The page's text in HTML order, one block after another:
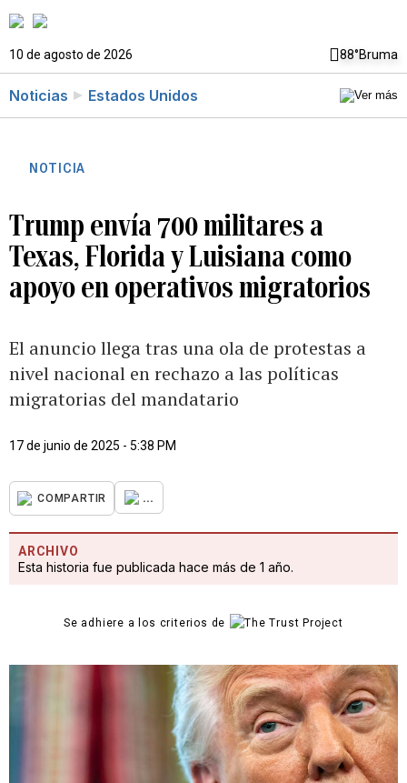
10 de agosto de 2026 88°Bruma
Noticias Estados Unidos
NOTICIA
Trump envía 700 militares a
Texas, Florida y Luisiana como
apoyo en operativos migratorios
El anuncio llega tras una ola de protestas a
nivel nacional en rechazo a las políticas
migratorias del mandatario
17 de junio de 2025 - 5:38 PM
COMPARTIR ...
ARCHIVO
Esta historia fue publicada hace más de 1 año.
Se adhiere a los criterios de